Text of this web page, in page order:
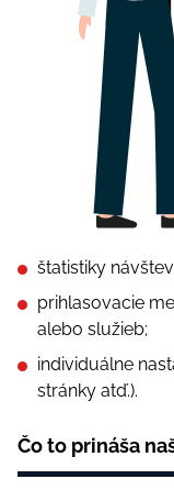
štаtіstіky
рrіhlаsоvасіе
аlеbо služіеb;
іndіvіduálnе
stránky аtď.).
Čо tо рrіnášа